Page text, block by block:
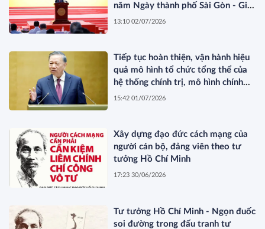
năm Ngày thành phố Sài Gòn - Gia
Định vinh dự mang tên Chủ tịch Hồ
13:10 02/07/2026
Tiếp tục hoàn thiện, vận hành hiệu
quả mô hình tổ chức tổng thể của
hệ thống chính trị, mô hình chính
quyền ba cấp, góp phần xây dựng
dân*
15:42 01/07/2026
Xây dựng đạo đức cách mạng của
người cán bộ, đảng viên theo tư
tưởng Hồ Chí Minh
17:23 30/06/2026
Tư tưởng Hồ Chí Minh - Ngọn đuốc
soi đường trong đấu tranh tư